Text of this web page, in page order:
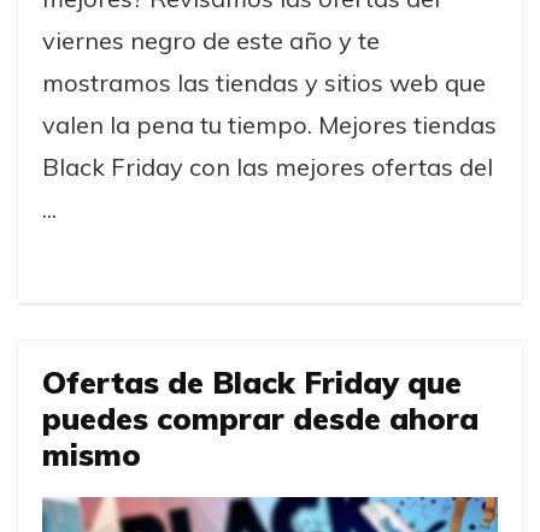
viernes negro de este año y te
mostramos las tiendas y sitios web que
valen la pena tu tiempo. Mejores tiendas
Black Friday con las mejores ofertas del
...
Ofertas de Black Friday que
puedes comprar desde ahora
mismo